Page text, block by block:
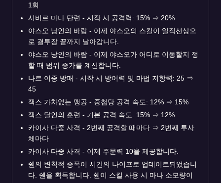
1회
시비르 마나 단련 - 시작 시 공격력: 15% ⇒ 20%
야스오 낭인의 바람 - 이제 야스오의 스킬이 일직선상으
로 결투장 끝까지 날아갑니다.
야스오 낭인의 바람 - 이제 야스오가 어디로 이동할지 정
할 때 범위 증가를 계산합니다.
나르 이중 방패 - 시작 시 방어력 및 마법 저항력: 25 ⇒
45
잭스 가차없는 맹공 - 중첩당 공격 속도: 12% ⇒ 15%
잭스 달인의 훈련 - 기본 공격 속도: 15% ⇒ 12%
카이사 다중 사격 - 2번째 공격할 때마다 ⇒ 2번째 투사
체마다
카이사 다중 사격 - 이제 주문력 10을 제공합니다.
쉔의 변칙적 증폭이 시간의 나이프로 업데이트되었습니
다. 쉔을 획득합니다. 쉔이 스킬 사용 시 마나 소모량이